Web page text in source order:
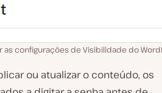
as configurações de Visibilidade do
ou atualizar o conteúdo, os